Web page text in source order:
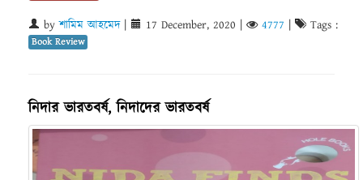
byশামিম আহমেদ| 17 December, 2020 4777 Tags :
Book Review
নিদার ভারতবর্ষ, নিদাদের ভারতবর্ষ